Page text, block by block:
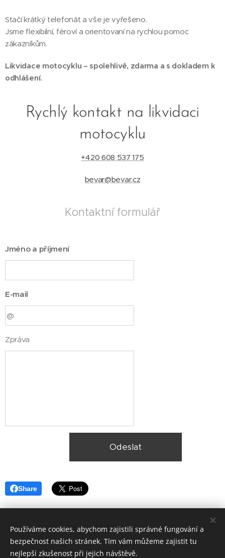
Stačí krátký telefonát a vše je vyřešeno.
Jsme flexibilní, féroví a orientovaní na rychlou pomoc
zákazníkům.
Likvidace motocyklu – spolehlivě, zdarma a s dokladem k
odhlášení.
Rychlý kontakt na likvidaci
motocyklu
+420 608 537 175
bevar@bevar.cz
Kontaktní formulář
Jméno a příjmení
E-mail
Zpráva
Odeslat
Share
Používáme cookies, abychom zajistili správné fungování a
bezpečnost našich stránek. Tím vám můžeme zajistit tu
nejlepší zkušenost při jejich návštěvě.